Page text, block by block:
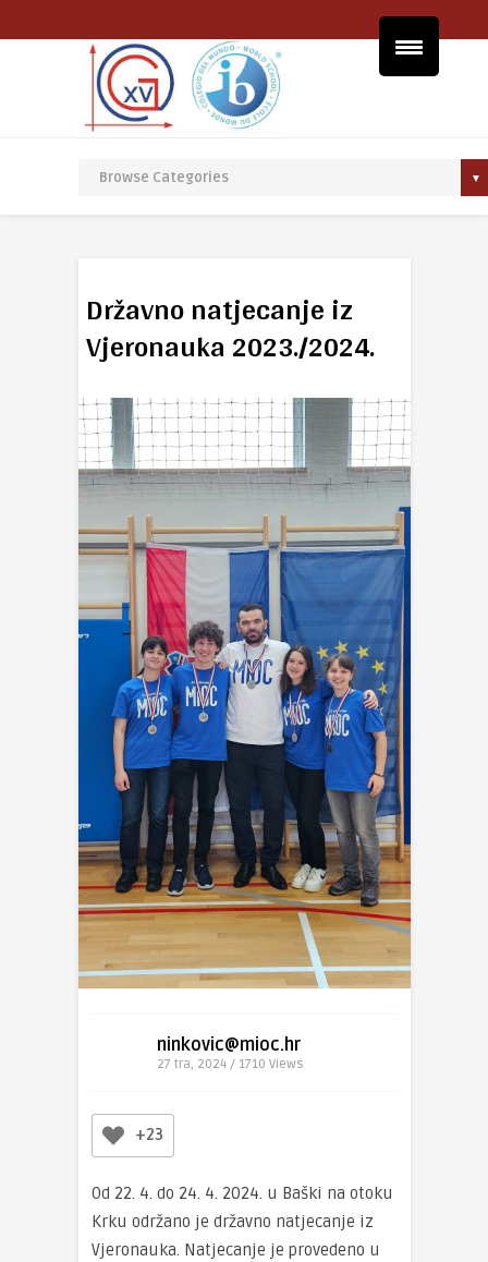
Državno natjecanje iz
Vjeronauka 2023./2024.
ninkovic@mioc.hr
27 tra, 2024 / 1710 Views
+23
Od 22. 4. do 24. 4. 2024. u Baški na otoku
Krku održano je državno natjecanje iz
Vjeronauka. Natjecanje je provedeno u